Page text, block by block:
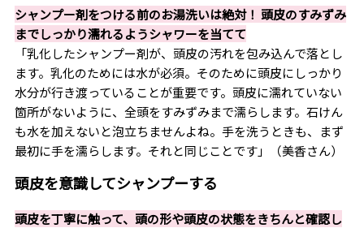
やアドバイスを提供。 近年は医療機関と提携し、最新
毛髪治療をナビゲートするなど、女性の髪を美しく保
つための活動を続けている。著書に『毛髪診断士・美
香が作る「美髪ごはん44」』（小学館）がある。
シャンプー剤をつける前のお湯洗いは絶対！ 頭皮のすみずみ
までしっかり濡れるようシャワーを当てて
「乳化したシャンプー剤が、頭皮の汚れを包み込んで落とし
ます。乳化のためには水が必須。そのために頭皮にしっかり
水分が行き渡っていることが重要です。頭皮に濡れていない
箇所がないように、全頭をすみずみまで濡らします。石けん
も水を加えないと泡立ちませんよね。手を洗うときも、まず
最初に手を濡らします。それと同じことです」（美香さん）
頭皮を意識してシャンプーする
頭皮を丁寧に触って、頭の形や頭皮の状態をきちんと確認し